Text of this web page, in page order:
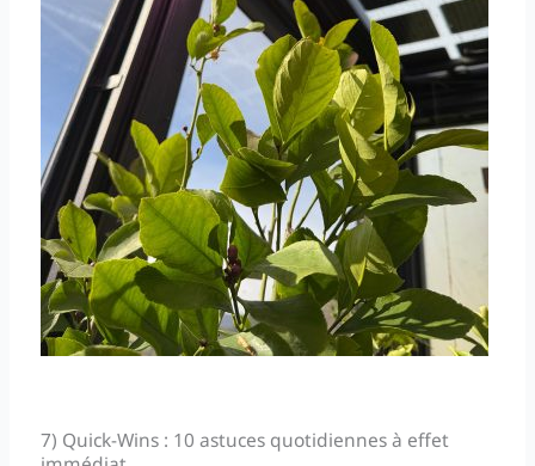
7) Quick-Wins : 10 astuces quotidiennes à effet